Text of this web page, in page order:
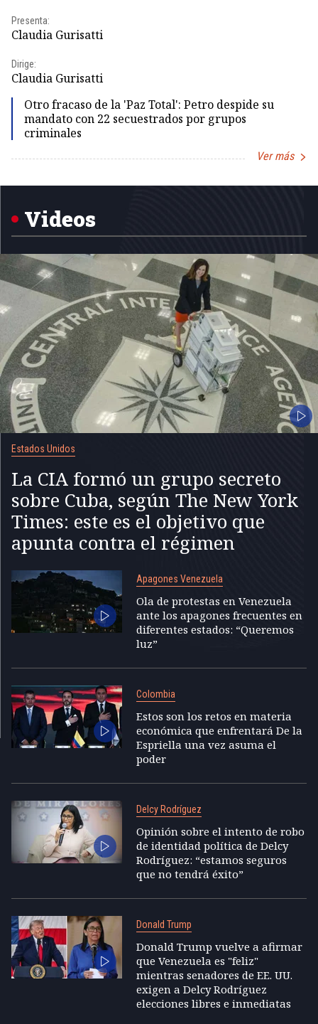
Presenta:
Claudia Gurisatti
Dirige:
Claudia Gurisatti
Otro fracaso de la 'Paz Total': Petro despide su
mandato con 22 secuestrados por grupos
criminales
Ver más
1
Videos
Estados Unidos
La CIA formó un grupo secreto
sobre Cuba, según The New York
Times: este es el objetivo que
apunta contra el régimen
Apagones Venezuela
Ola de protestas en Venezuela
ante los apagones frecuentes en
diferentes estados: “Queremos
luz”
Colombia
Estos son los retos en materia
económica que enfrentará De la
Espriella una vez asuma el
poder
Delcy Rodríguez
Opinión sobre el intento de robo
de identidad política de Delcy
Rodríguez: “estamos seguros
que no tendrá éxito”
Donald Trump
Donald Trump vuelve a afirmar
que Venezuela es "feliz"
mientras senadores de EE. UU.
exigen a Delcy Rodríguez
elecciones libres e inmediatas